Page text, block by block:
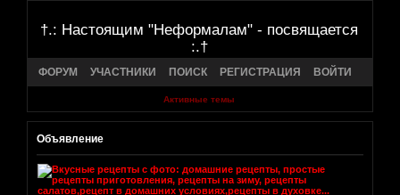
†.: Настоящим "Неформалам" - посвящается
:.†
ФОРУМ УЧАСТНИКИ ПОИСК РЕГИСТРАЦИЯ ВОЙТИ
Активные темы
Объявление